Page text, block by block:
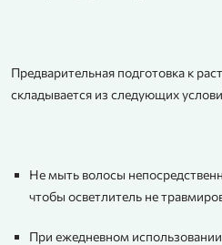
Предварительная подготовка к
складывается из следующих
Не мыть волосы
чтобы осветлитель не
При ежедневном